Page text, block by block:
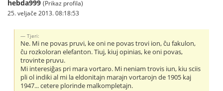
hebda999 (Prikaz profila)
25. veljače 2013. 08:18:53
Tjeri:
Ne. Mi ne povas pruvi, ke oni ne povas trovi ion, ĉu fakulon,
ĉu rozkoloran elefanton. Tiuj, kiuj opinias, ke oni povas,
trovinte pruvu.
Mi interesiĝas pri mara vortaro. Mi neniam trovis iun, kiu sciis
pli ol indiki al mi la eldonitajn marajn vortarojn de 1905 kaj
1947... cetere plorinde malkompletajn.